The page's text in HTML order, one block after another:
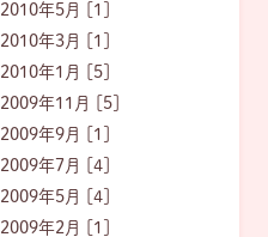
2010年5月 [1]
2010年3月 [1]
2010年1月 [5]
2009年11月 [5]
2009年9月 [1]
2009年7月 [4]
2009年5月 [4]
2009年2月 [1]